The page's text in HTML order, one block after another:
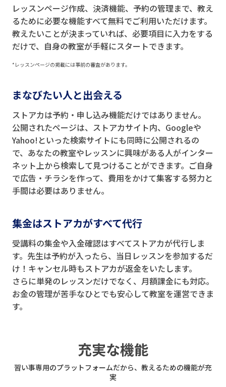
レッスンページ作成、決済機能、予約の管理まで、教え
るために必要な機能すべて無料でご利用いただけます。
教えたいことが決まっていれば、必要項目に入力をする
だけで、自身の教室が手軽にスタートできます。
*レッスンページの掲載には事前の審査があります。
まなびたい人と出会える
ストアカは予約・申し込み機能だけではありません。
公開されたページは、ストアカサイト内、Googleや
Yahoo!といった検索サイトにも同時に公開されるの
で、あなたの教室やレッスンに興味がある人がインター
ネット上から検索して見つけることができます。ご自身
で広告・チラシを作って、費用をかけて集客する努力と
手間は必要はありません。
集金はストアカがすべて代行
受講料の集金や入金確認はすべてストアカが代行しま
す。先生は予約が入ったら、当日レッスンを参加するだ
け！キャンセル時もストアカが返金をいたします。
さらに単発のレッスンだけでなく、月額課金にも対応。
お金の管理が苦手なひとでも安心して教室を運営できま
す。
充実な機能
習い事専用のプラットフォームだから、教えるための機能が充
実